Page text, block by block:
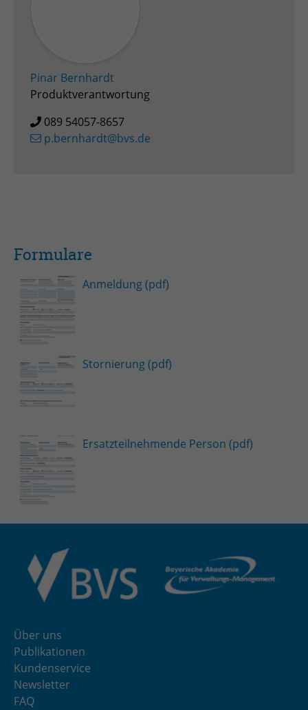
Pinar Bernhardt
Produktverantwortung
089 54057-8657
p.bernhardt@bvs.de
Formulare
Anmeldung (pdf)
Stornierung (pdf)
Ersatzteilnehmende Person (pdf)
Über uns
Publikationen
Kundenservice
Newsletter
FAQ